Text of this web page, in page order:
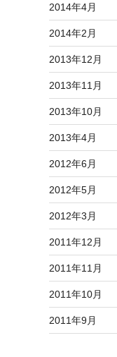
2014年4月
2014年2月
2013年12月
2013年11月
2013年10月
2013年4月
2012年6月
2012年5月
2012年3月
2011年12月
2011年11月
2011年10月
2011年9月